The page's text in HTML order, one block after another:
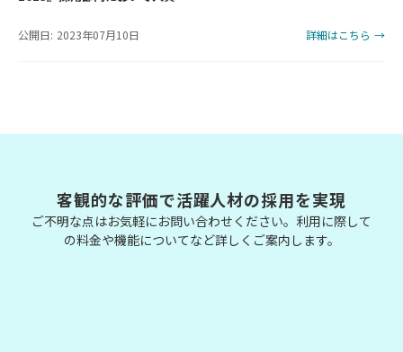
公開日: 2023年07月10日 詳細はこちら →
客観的な評価で活躍人材の採用を実現
ご不明な点はお気軽にお問い合わせください。利用に際して
の料金や機能についてなど詳しくご案内します。